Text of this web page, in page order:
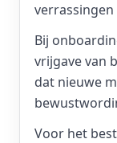
Bij
vrijgave van
dat nieuwe
Voor het